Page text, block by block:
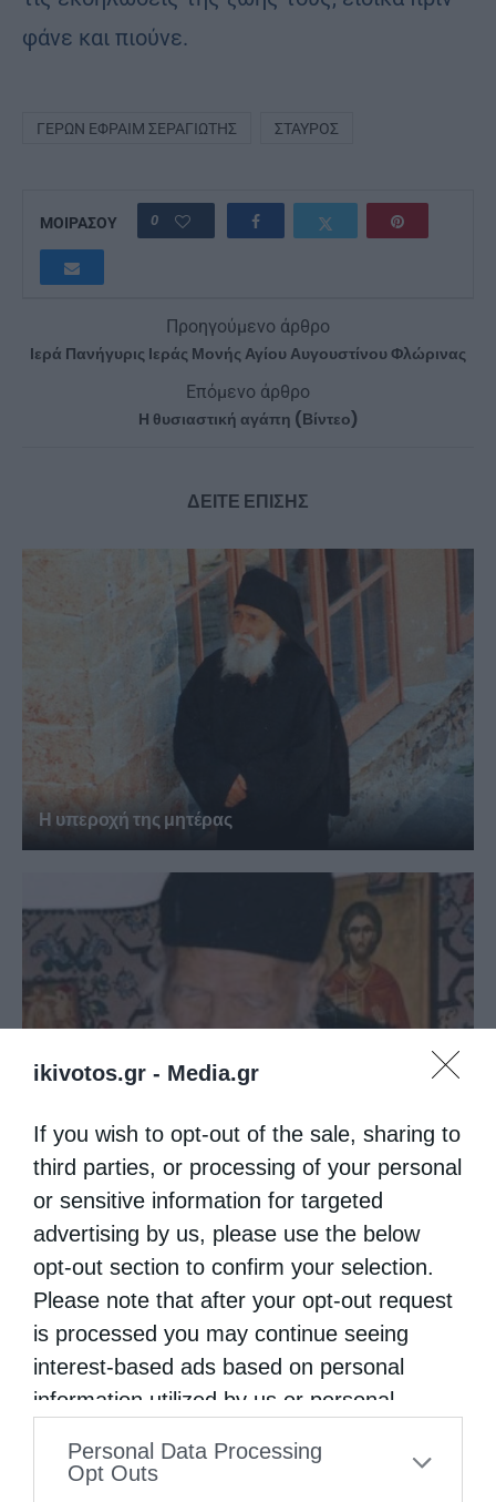
ikivotos.gr - Media.gr
If you wish to opt-out of the sale, sharing to
third parties, or processing of your personal
or sensitive information for targeted
advertising by us, please use the below
opt-out section to confirm your selection.
Please note that after your opt-out request
is processed you may continue seeing
interest-based ads based on personal
information utilized by us or personal
to your opt-out. You may separately opt-out
Personal Data Processing
Opt Outs
φάνε και πιού­νε.
ΓΈΡΩΝ ΕΦΡΑΊΜ ΣΕΡΑΓΙΏΤΗΣ ΣΤΑΥΡΌΣ
ΜΟΙΡΑΣΟΥ 0
Προηγούμενο άρθρο
Ιερά Πανήγυρις Ιεράς Μονής Αγίου Αυγουστίνου Φλώρινας
Επόμενο άρθρο
Η θυσιαστική αγάπη (Βίντεο)
ΔΕΙΤΕ ΕΠΙΣΗΣ
Η υπεροχή της μητέρας
Όταν λείπει η απλότητα
Η πνευματική μελέτη